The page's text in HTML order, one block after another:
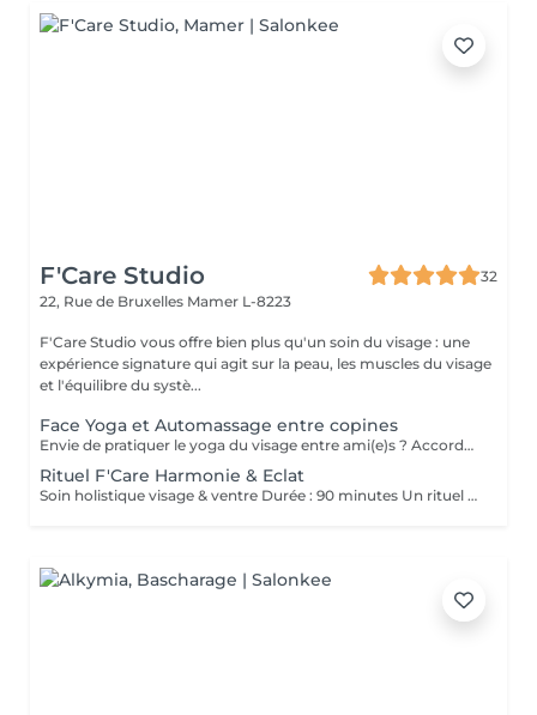
F'Care Studio
32
22, Rue de Bruxelles Mamer L-8223
F'Care Studio vous offre bien plus qu'un soin du visage : une
expérience signature qui agit sur la peau, les muscles du visage
et l'équilibre du systè...
Face Yoga et Automassage entre copines
Envie de pratiquer le yoga du visage entre ami(e)s ? Accordez-vous un moment de détente et de partage, tout en apprenant les pratiques de Yoga facial et de l'automassage. Des solutions naturelles et efficaces pour tonifier, lisser, restructurer le visage, et raviver l'éclat. Franciane adapte le contenu du cours selon votre tranche d'âge, vos préoccupations et envies. Les cours collectifs sont proposés pour des groupes de 3 à 10 personnes. Prix dégressif à partir de 5 participantes Cours de 60 minutes en présentiel chez F'Care Studio, 22 rue de Bruxelles, L-8223 Mamer (Luxembourg).
Rituel F'Care Harmonie & Eclat
Soin holistique visage & ventre Durée : 90 minutes Un rituel profondément rééquilibrant qui relie le ventre, le visage et le système nerveux pour libérer les tensions accumulées, alléger le corps et révéler l'éclat naturel du visage. Le Rituel F'Care Harmonie & Éclat débute par un massage abdominal inspiré du Chi Nei Tsang, associé à des techniques de drainage et de travail manuel profond visant à relâcher les tensions physiques et émotionnelles logées dans le ventre. Cette première étape favorise une sensation de légèreté, améliore la circulation et invite le corps à un profond lâcher-prise. Le soin se poursuit avec un massage de la nuque, du cuir chevelu et un massage Face Sculpting sur mesure du visage., Les tensions musculaires se relâchent, les traits se défatiguent, les volumes du visage retrouvent davantage d'harmonie et la peau révèle un éclat plus frais et lumineux. Chaque séance est adaptée aux besoins du moment afin d'accompagner le visage et le corps vers un équilibre plus global. Bienfaits du rituel : Libération des tensions abdominales et émotionnelles Sensation de légèreté et de fluidité dans le corps Relâchement des tensions du visage, de la nuque et des trapèzes Drainage et stimulation de la circulation Traits plus détendus et visage plus lumineux Soutien de l'équilibre global du corps et du système nerveux Résultat : Le ventre se relâche, la respiration devient plus fluide, le visage retrouve de la douceur et de l'éclat. Le corps s'allège, l'esprit s'apaise et une sensation profonde d'harmonie intérieure s'installe.